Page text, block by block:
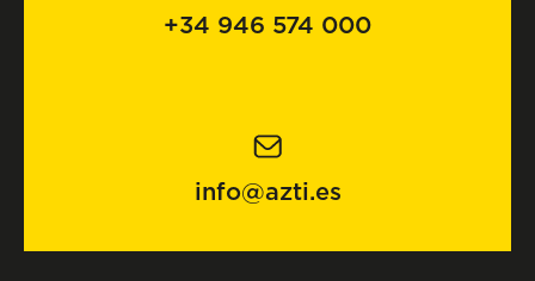
+34 946 574 000
info@azti.es